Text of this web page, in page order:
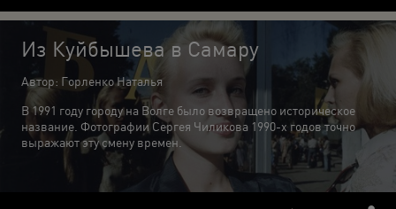
Из Куйбышева в Самару
Автор: Горленко Наталья
В 1991 году городу на Волге было возвращено историческое
название. Фотографии Сергея Чиликова 1990-х годов точно
выражают эту смену времен.